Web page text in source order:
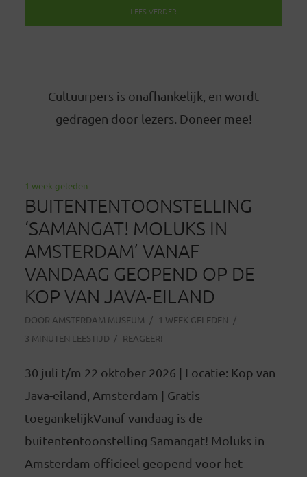
LEES VERDER
Cultuurpers is onafhankelijk, en wordt
gedragen door lezers. Doneer mee!
1 week geleden
BUITENTENTOONSTELLING
‘SAMANGAT! MOLUKS IN
AMSTERDAM’ VANAF
VANDAAG GEOPEND OP DE
KOP VAN JAVA-EILAND
DOOR AMSTERDAM MUSEUM
1 WEEK GELEDEN
3 MINUTEN LEESTIJD
REAGEER!
30 juli t/m 22 oktober 2026 | Locatie: Kop van
Java-eiland, Amsterdam | Gratis
toegankelijkVanaf vandaag is de
buitententoonstelling Samangat! Moluks in
Amsterdam officieel geopend voor het